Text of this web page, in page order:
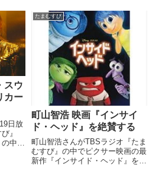
ました。
スウ
カー
日放
』
中で
たまむすび
町山智浩 映画『インサイ
ド・ヘッド』を絶賛する
町山智浩さんがTBSラジオ『たま
むすび』の中でピクサー映画の最
新作『インサイド・ヘッド』を紹